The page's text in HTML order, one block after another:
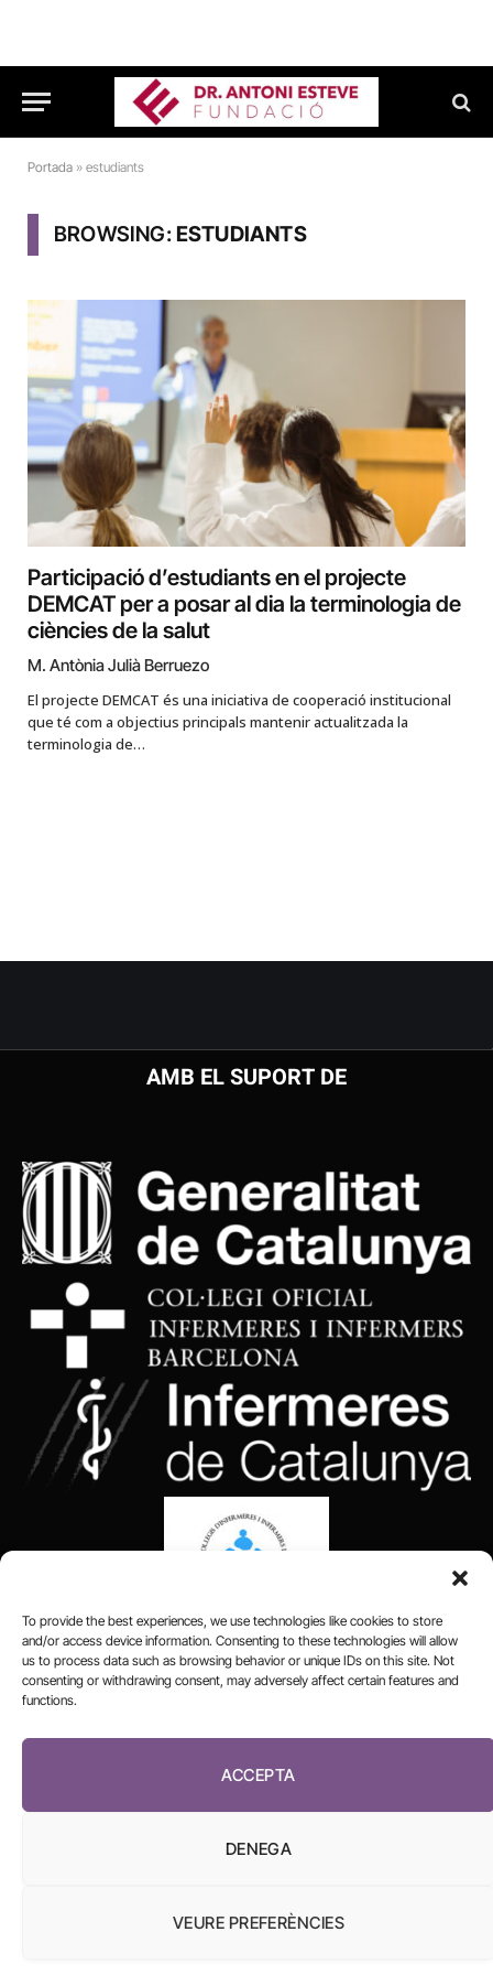
To provide the best experiences, we use technologies like cookies to store
and/or access device information. Consenting to these technologies will allow
us to process data such as browsing behavior or unique IDs on this site. Not
consenting or withdrawing consent, may adversely affect certain features and
functions.
ACCEPTA
DENEGA
VEURE PREFERÈNCIES
Portada » estudiants
BROWSING:ESTUDIANTS
Participació d’estudiants en el projecte
DEMCAT per a posar al dia la terminologia de
ciències de la salut
M. Antònia Julià Berruezo
El projecte DEMCAT és una iniciativa de cooperació institucional
que té com a objectius principals mantenir actualitzada la
terminologia de…
AMB EL SUPORT DE
PERIODISME